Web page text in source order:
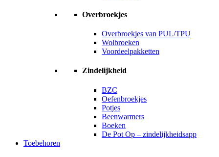
Overbroekjes
Overbroekjes van PUL/TPU
Wolbroeken
Voordeelpakketten
Zindelijkheid
BZC
Oefenbroekjes
Potjes
Beenwarmers
Boeken
De Pot Op – zindelijkheidsapp
Toebehoren